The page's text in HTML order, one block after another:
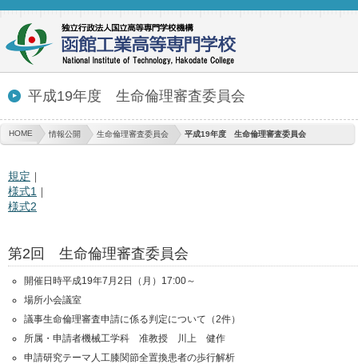
平成19年度 生命倫理審査委員会
HOME 情報公開 生命倫理審査委員会 平成19年度 生命倫理審査委員会
規定 ｜
様式1 ｜
様式2
第2回 生命倫理審査委員会
開催日時平成19年7月2日（月）17:00～
場所小会議室
議事生命倫理審査申請に係る判定について（2件）
所属・申請者機械工学科 准教授 川上 健作
申請研究テーマ 人工膝関節全置換患者の歩行解析